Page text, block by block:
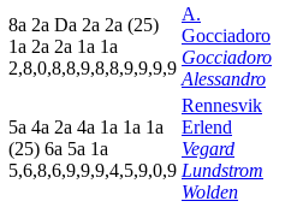
8a 2a Da 2a 2a (25)
1a 2a 2a 1a 1a
2,8,0,8,8,9,8,8,9,9,9,9
A.
Gocciadoro
Gocciadoro
Alessandro
5a 4a 2a 4a 1a 1a 1a
(25) 6a 5a 1a
5,6,8,6,9,9,9,4,5,9,0,9
Rennesvik
Erlend
Vegard
Lundstrom
Wolden